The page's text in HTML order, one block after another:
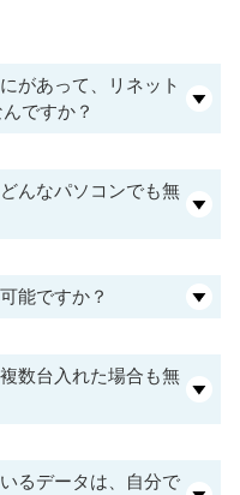
があって、リネット
ですか？
んなパソコンでも無
能ですか？
数台入れた場合も無
るデータは、自分で